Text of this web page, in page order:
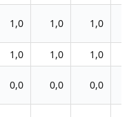
1,0 1,0 1,0
1,0 1,0 1,0
0,0 0,0 0,0